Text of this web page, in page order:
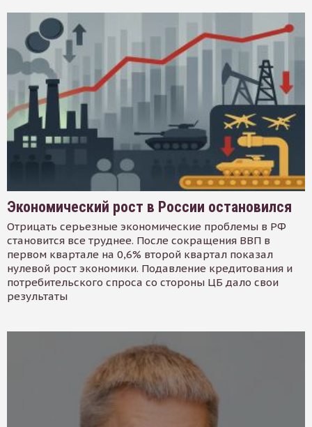
Экономический рост в России остановился
Отрицать серьезные экономические проблемы в РФ
становится все труднее. После сокращения ВВП в
первом квартале на 0,6% второй квартал показал
нулевой рост экономики. Подавление кредитования и
потребительского спроса со стороны ЦБ дало свои
результаты